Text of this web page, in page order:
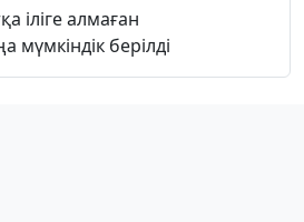
іліге алмаған
мүмкіндік берілді